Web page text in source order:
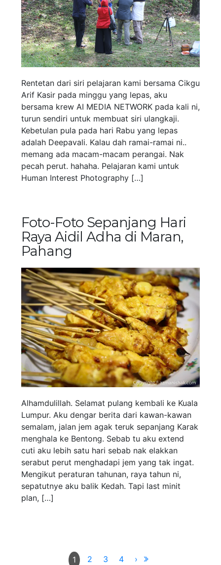
Rentetan dari siri pelajaran kami bersama Cikgu
Arif Kasir pada minggu yang lepas, aku
bersama krew AI MEDIA NETWORK pada kali ni,
turun sendiri untuk membuat siri ulangkaji.
Kebetulan pula pada hari Rabu yang lepas
adalah Deepavali. Kalau dah ramai-ramai ni..
memang ada macam-macam perangai. Nak
pecah perut. hahaha. Pelajaran kami untuk
Human Interest Photography […]
Foto-Foto Sepanjang Hari
Raya Aidil Adha di Maran,
Pahang
Alhamdulillah. Selamat pulang kembali ke Kuala
Lumpur. Aku dengar berita dari kawan-kawan
semalam, jalan jem agak teruk sepanjang Karak
menghala ke Bentong. Sebab tu aku extend
cuti aku lebih satu hari sebab nak elakkan
serabut perut menghadapi jem yang tak ingat.
Mengikut peraturan tahunan, raya tahun ni,
sepatutnye aku balik Kedah. Tapi last minit
plan, […]
1 2 3 4 ›